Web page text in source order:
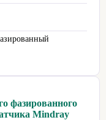
фазированного
Mindray